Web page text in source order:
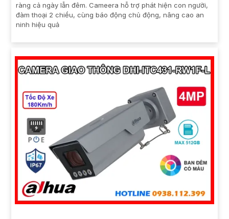
ràng cả ngày lẫn đêm. Cameera hỗ trợ phát hiện con người,
đàm thoại 2 chiều, cùng báo động chủ động, nâng cao an
ninh hiệu quả